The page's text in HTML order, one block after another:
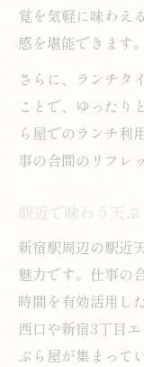
覚を気軽に味わえ
感を堪能できます。
さらに、ランチタ
ことで、ゆったり
ら屋でのランチ利
事の合間のリフレ
駅近で味わう天
新宿駅周辺の駅近
魅力です。仕事の
時間を有効活用し
西口や新宿3丁目
ぷら屋が集まって